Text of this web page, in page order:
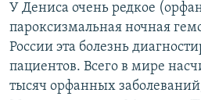
У Дениса очень редкое
пароксизмальная ночная
России эта болезнь
пациентов. Всего в мире
тысяч орфанных